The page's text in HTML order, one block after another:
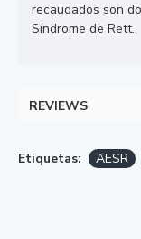
recaudados son
Síndrome de Rett.
REVIEWS
Etiquetas: AESR